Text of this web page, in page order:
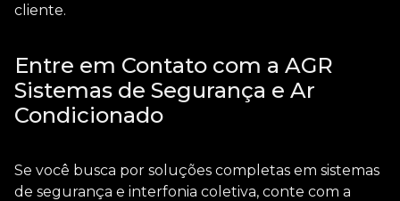
cliente.
Entre em Contato com a AGR
Sistemas de Segurança e Ar
Condicionado
Se você busca por soluções completas em sistemas
de segurança e interfonia coletiva, conte com a